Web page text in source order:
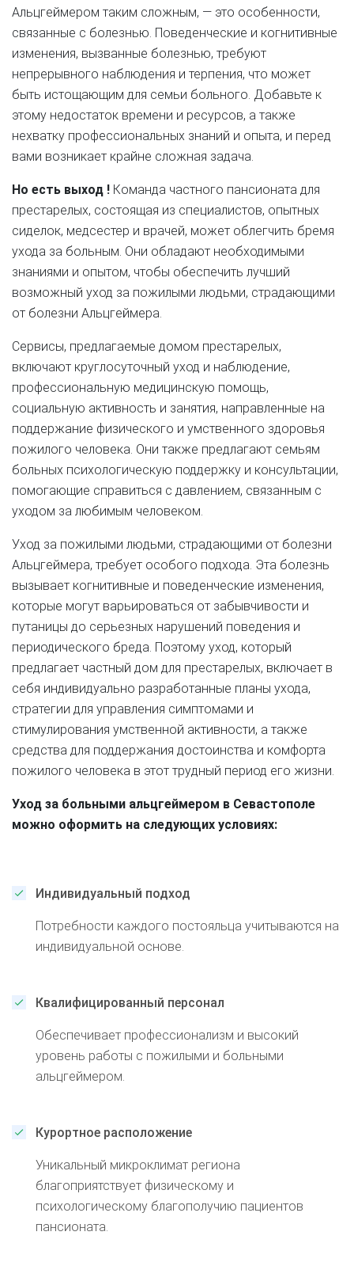
Альцгеймером таким сложным, — это особенности,
связанные с болезнью. Поведенческие и когнитивные
изменения, вызванные болезнью, требуют
непрерывного наблюдения и терпения, что может
быть истощающим для семьи больного. Добавьте к
этому недостаток времени и ресурсов, а также
нехватку профессиональных знаний и опыта, и перед
вами возникает крайне сложная задача.
Но есть выход ! Команда частного пансионата для
престарелых, состоящая из специалистов, опытных
сиделок, медсестер и врачей, может облегчить бремя
ухода за больным. Они обладают необходимыми
знаниями и опытом, чтобы обеспечить лучший
возможный уход за пожилыми людьми, страдающими
от болезни Альцгеймера.
Сервисы, предлагаемые домом престарелых,
включают круглосуточный уход и наблюдение,
профессиональную медицинскую помощь,
социальную активность и занятия, направленные на
поддержание физического и умственного здоровья
пожилого человека. Они также предлагают семьям
больных психологическую поддержку и консультации,
помогающие справиться с давлением, связанным с
уходом за любимым человеком.
Уход за пожилыми людьми, страдающими от болезни
Альцгеймера, требует особого подхода. Эта болезнь
вызывает когнитивные и поведенческие изменения,
которые могут варьироваться от забывчивости и
путаницы до серьезных нарушений поведения и
периодического бреда. Поэтому уход, который
предлагает частный дом для престарелых, включает в
себя индивидуально разработанные планы ухода,
стратегии для управления симптомами и
стимулирования умственной активности, а также
средства для поддержания достоинства и комфорта
пожилого человека в этот трудный период его жизни.
Уход за больными альцгеймером в Севастополе
можно оформить на следующих условиях:
Индивидуальный подход
Потребности каждого постояльца учитываются на
индивидуальной основе.
Квалифицированный персонал
Обеспечивает профессионализм и высокий
уровень работы с пожилыми и больными
альцгеймером.
Курортное расположение
Уникальный микроклимат региона
благоприятствует физическому и
психологическому благополучию пациентов
пансионата.